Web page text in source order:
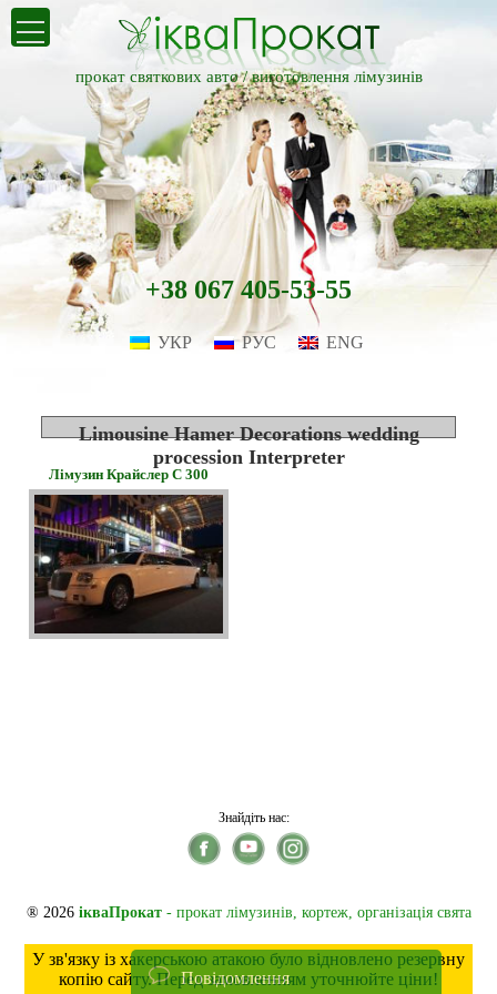
прокат святкових авто /виготовлення лімузинів
+38 067 405-53-55
УКР РУС ENG
Limousine Hamer Decorations wedding
procession Interpreter
Лімузин Крайслер С 300
Знайдіть нас:
® 2026 ікваПрокат- прокат лімузинів, кортеж, організація свята
У зв'язку із хакерською атакою було відновлено резервну
копію сайту. Перед замовленням уточнюйте ціни!
Повідомлення